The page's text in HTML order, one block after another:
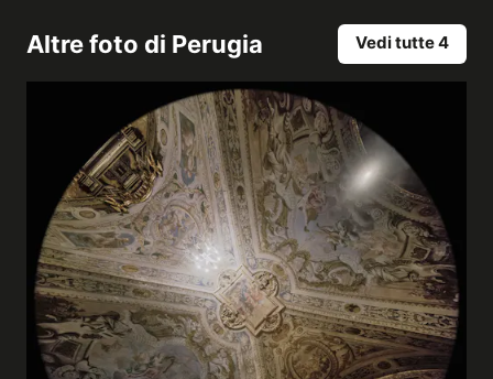
Altre foto di Perugia Vedi tutte 4